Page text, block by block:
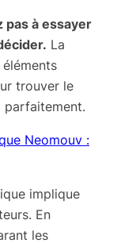
pas à essayer
La
trouver le
parfaitement.
Neomouv :
implique
En
les